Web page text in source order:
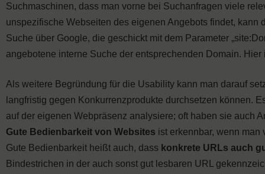
Suchmaschinen, dass man vorne bei Suchanfragen viele
unspezifische Webseiten des eigenen Angebots findet,
Suche über Google, die geschickt mit dem Parameter
angebotene interne Suche der entsprechenden Domain.
Als weitere Begründung für die Usability kann man darauf
langfristig gegen Konkurrenzprodukte durchsetzen können.
auf der eigenen Webpräsenz analysiere; oft haben sie auch
Gute Bedienbarkeit von Websites ist erkennbar, wenn
Gute Bedienbarkeit heißt auch, dass konkrete URLs auch
Bindestrichen in der auch sonst gut lesbaren URL